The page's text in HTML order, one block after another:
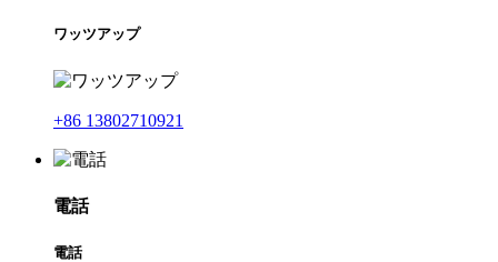
ワッツアップ
+86 13802710921
電話
電話